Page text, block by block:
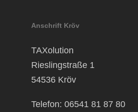
Anschrift Kröv
TAXolution
Rieslingstraße 1
54536 Kröv
Telefon: 06541 81 87 80